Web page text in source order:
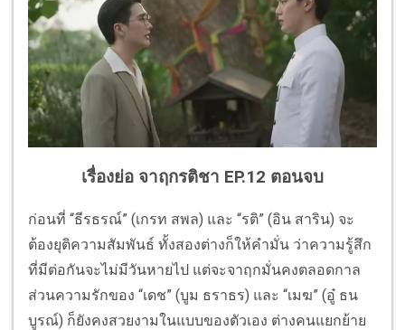
เรื่องย่อ จาฤกรติชา EP.12 ตอนจบ
ก่อนที่ “ธีรธรณ์” (เกรท สพล) และ “รติ” (อิน สาริน) จะ
ต้องยุติความสัมพันธ์ ทั้งสองต่างก็ให้คำมั่น ว่าความรู้สึก
ที่มีต่อกันจะไม่มีวันหายไป แต่จะจาฤกมั่นคงตลอดกาล
ส่วนความรักของ “เดช” (บูม ธราธร) และ “เมฆ” (อู๋ ธน
บูรณ์) ก็ยังคงสวยงามในแบบของตัวเอง ต่างคนแยกย้าย